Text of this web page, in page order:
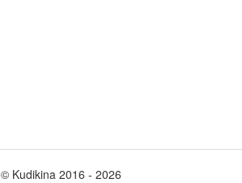
© Kudikina 2016 ‐ 2026